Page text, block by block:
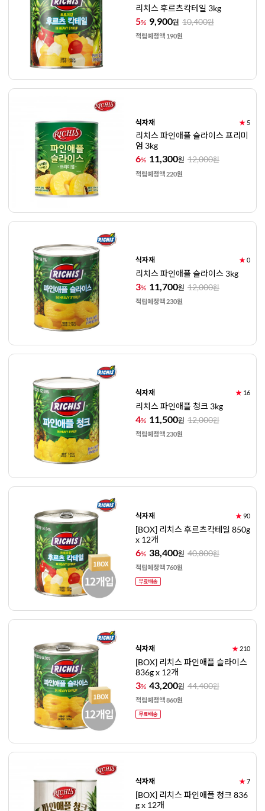
리치스 후르츠칵테일 3kg
5% 9,900원 10,400원
적립예정액 190원
식자재 ★ 5
리치스 파인애플 슬라이스 프리미
엄 3kg
6% 11,300원 12,000원
적립예정액 220원
식자재 ★0
리치스 파인애플 슬라이스 3kg
3% 11,700원 12,000원
적립예정액 230원
식자재 ★ 16
리치스 파인애플 청크 3kg
4% 11,500원 12,000원
적립예정액 230원
식자재 ★90
[BOX] 리치스 후르츠칵테일 850g
x 12개
6% 38,400원 40,800원
적립예정액 760원
식자재 ★ 210
[BOX] 리치스 파인애플 슬라이스
836g x 12개
3% 43,200원 44,400원
적립예정액 860원
식자재 ★7
[BOX] 리치스 파인애플 청크 836
g x 12개